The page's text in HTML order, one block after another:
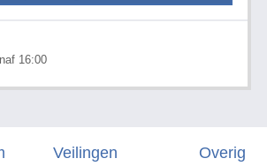
16:00
Veilingen Overig